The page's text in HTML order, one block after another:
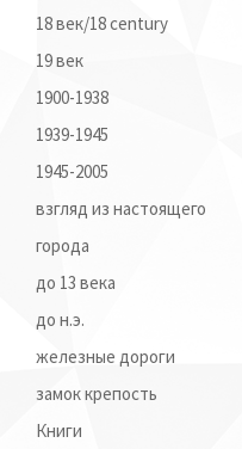
18 век/18 century
19 век
1900-1938
1939-1945
1945-2005
взгляд из настоящего
города
до 13 века
до н.э.
железные дороги
замок крепость
Книги